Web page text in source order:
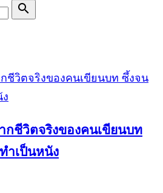

Search
กชีวิตจริงของคนเขียนบท
ำเป็นหนัง